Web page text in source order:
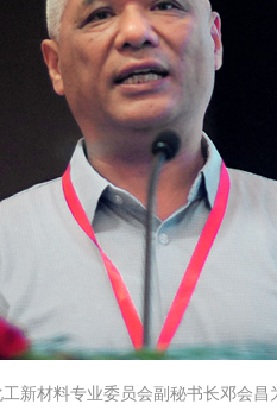
材料专业委员会副秘书长邓会昌